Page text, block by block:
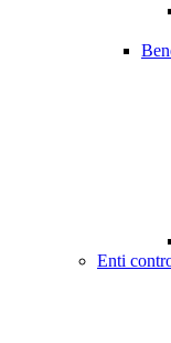
Enti